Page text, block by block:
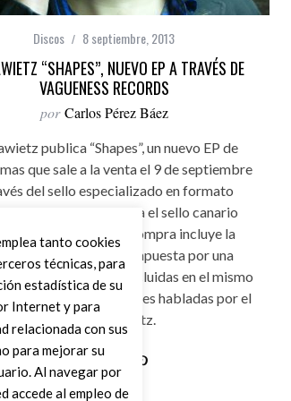
Discos 8 septiembre, 2013
“SHAPES”, NUEVO EP A TRAVÉS DE
VAGUENESS RECORDS
por Carlos Pérez Báez
publica “Shapes”, un nuevo EP de
que sale a la venta el 9 de septiembre
del sello especializado en formato
debutando así para el sello canario
Records, cuya compra incluye la
digital del EP, compuesta por una
de 6 canciones no incluidas en el mismo
por explicaciones habladas por el
propio Krawietz.
Leer Más
tanto cookies
técnicas, para
estadística de su
Internet y para
relacionada con sus
para mejorar su
Al navegar por
accede al empleo de